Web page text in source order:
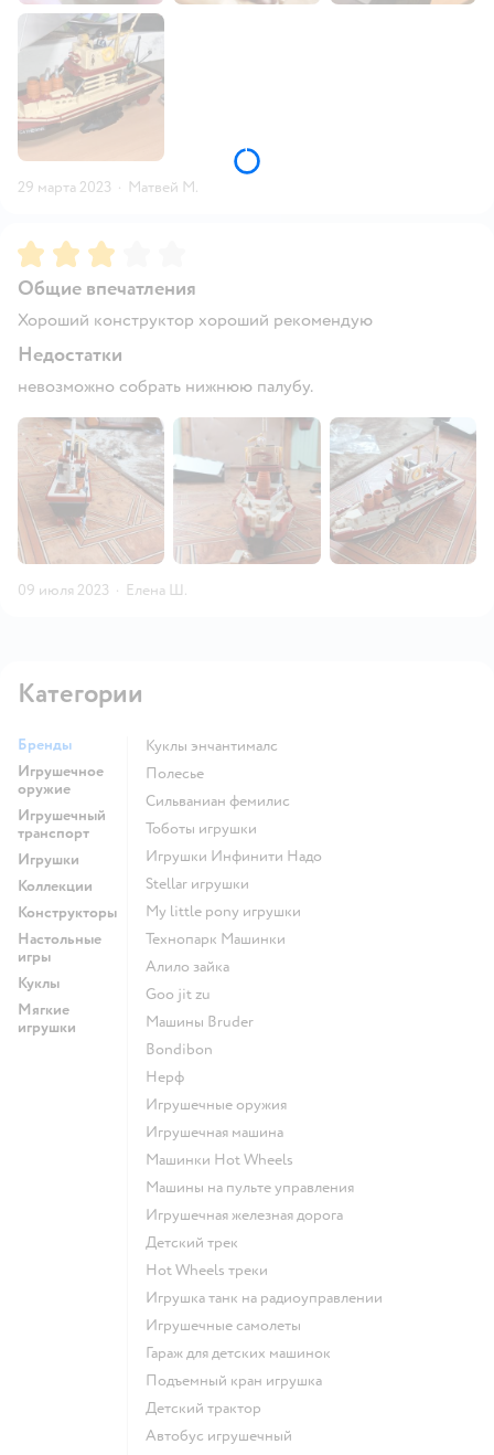
29 марта 2023 · Матвей М.
Рейтинг:3
Общие впечатления
Хороший конструктор хороший рекомендую
Недостатки
невозможно собрать нижнюю палубу.
09 июля 2023 · Елена Ш.
Категории
Бренды
Игрушечное
оружие
Игрушечный
транспорт
Игрушки
Коллекции
Конструкторы
Настольные
игры
Куклы
Мягкие
игрушки
Куклы энчантималс
Полесье
Сильваниан фемилис
Тоботы игрушки
Игрушки Инфинити Надо
Stellar игрушки
my little pony игрушки
Технопарк Машинки
Алило зайка
Goo jit zu
Машины Bruder
Bondibon
Нерф
Игрушечные оружия
Игрушечная машина
Машинки Hot Wheels
Машины на пульте управления
Игрушечная железная дорога
Детский трек
Hot Wheels треки
Игрушка танк на радиоуправлении
Игрушечные самолеты
Гараж для детских машинок
Подъемный кран игрушка
Детский трактор
Автобус игрушечный